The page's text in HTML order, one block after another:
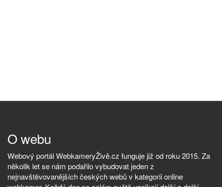
O webu
Webový portál WebkameryŽivě.cz funguje již od roku 2015. Za
několik let se nám podařilo vybudovat jeden z
nejnavštěvovanějších českých webů v kategorii online